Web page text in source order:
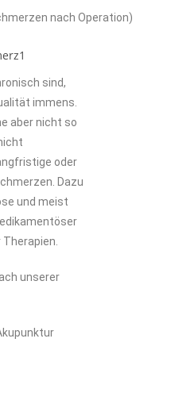
sind,
immens.
aber nicht so
oder
Dazu
und meist
unserer
nach Operation)